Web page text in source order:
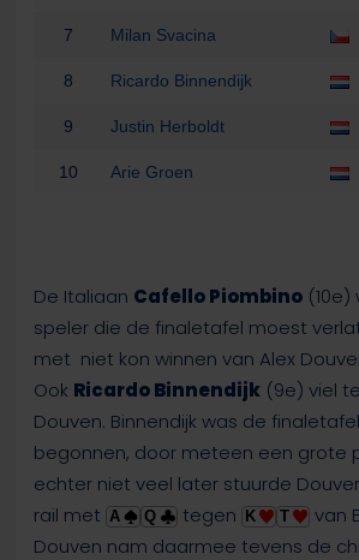
7 Milan Svacina
8 Ricardo Binnendijk
9 Justin Herboldt
10 Arie Groen
De Italiaan Cafello Piombino
speler die de finaletafel moest
met niet kon winnen van Alex
Ook Ricardo Binnendijk (9e) viel
Douven. Binnendijk was de
begonnen, door meteen een grote
echter niet veel later stuurde
rail met A Q tegen K T
van
Douven nam daarmee tevens de